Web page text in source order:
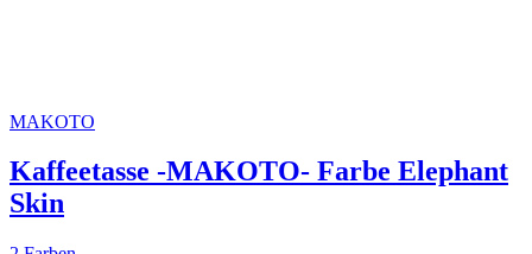
MAKOTO
Kaffeetasse -MAKOTO- Farbe Elephant
Skin